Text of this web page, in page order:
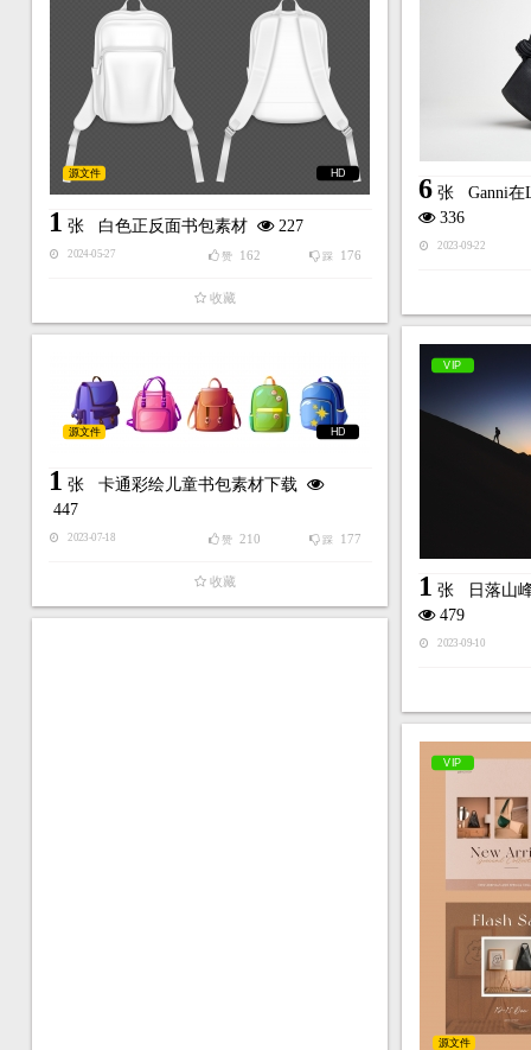
HD
源文件
1 张 白色正反面书包素材 227
2024-05-27 踩 176
赞 162
收藏
6张 Ganni
336
2023-09-22
VIP
1 张
日落山
479
2023-09-10
HD
源文件
1 张 卡通彩绘儿童书包素材下载
447
2023-07-18 踩 177
赞 210
收藏
VIP
源文件